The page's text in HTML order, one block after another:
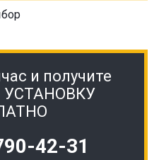
и получите
УСТАНОВКУ
42-31